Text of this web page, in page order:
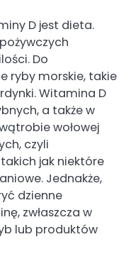
D jest dieta.
Do
ryby morskie, takie
Witamina D
a także w
wołowej
czyli
jak niektóre
Jednakże,
dzienne
zwłaszcza w
lub produktów